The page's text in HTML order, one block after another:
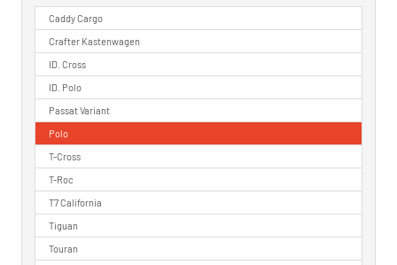
Caddy Cargo
Crafter Kastenwagen
ID. Cross
ID. Polo
Passat Variant
Polo
T-Cross
T-Roc
T7 California
Tiguan
Touran